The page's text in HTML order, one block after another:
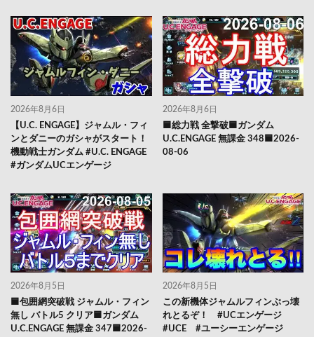
2026年8月6日
【U.C. ENGAGE】ジャムル・フィ
ンとダニーのガシャがスタート！
機動戦士ガンダム #U.C. ENGAGE
#ガンダムUCエンゲージ
2026年8月6日
🟦総力戦 全撃破🟦ガンダム
U.C.ENGAGE 無課金 348🟦2026-
08-06
2026年8月5日
🟦包囲網突破戦 ジャムル・フィン
無し バトル5 クリア🟦ガンダム
U.C.ENGAGE 無課金 347🟦2026-
2026年8月5日
この新機体ジャムルフィンぶっ壊
れとるぞ！ #UCエンゲージ
#UCE #ユーシーエンゲージ